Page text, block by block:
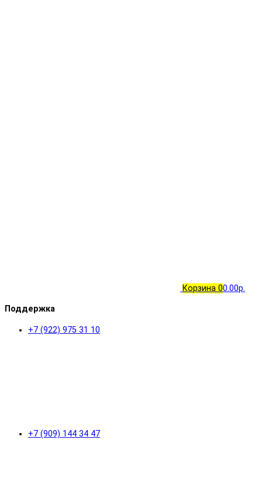
Корзина 00.00р.
Поддержка
+7 (922) 975 31 10
+7 (909) 144 34 47